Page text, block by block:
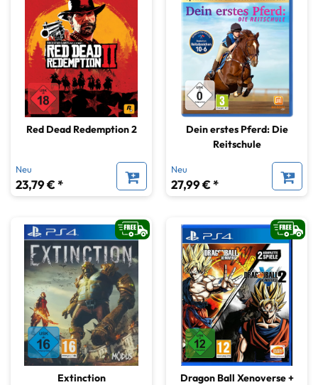
Red Dead Redemption 2
Neu
23,79 € *
Dein erstes Pferd: Die
Reitschule
Neu
27,99 € *
Extinction
Dragon Ball Xenoverse +